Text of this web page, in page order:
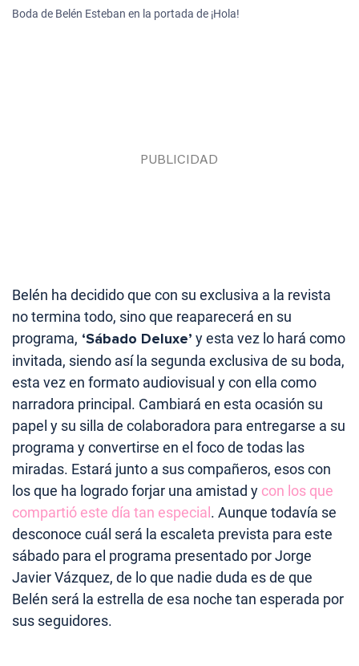
Boda de Belén Esteban en la portada de ¡Hola!
Belén ha decidido que con su exclusiva a la revista
no termina todo, sino que reaparecerá en su
programa, ‘Sábado Deluxe’ y esta vez lo hará como
invitada, siendo así la segunda exclusiva de su boda,
esta vez en formato audiovisual y con ella como
narradora principal. Cambiará en esta ocasión su
papel y su silla de colaboradora para entregarse a su
programa y convertirse en el foco de todas las
miradas. Estará junto a sus compañeros, esos con
los que ha logrado forjar una amistad y con los que
compartió este día tan especial . Aunque todavía se
desconoce cuál será la escaleta prevista para este
sábado para el programa presentado por Jorge
Javier Vázquez, de lo que nadie duda es de que
Belén será la estrella de esa noche tan esperada por
sus seguidores.